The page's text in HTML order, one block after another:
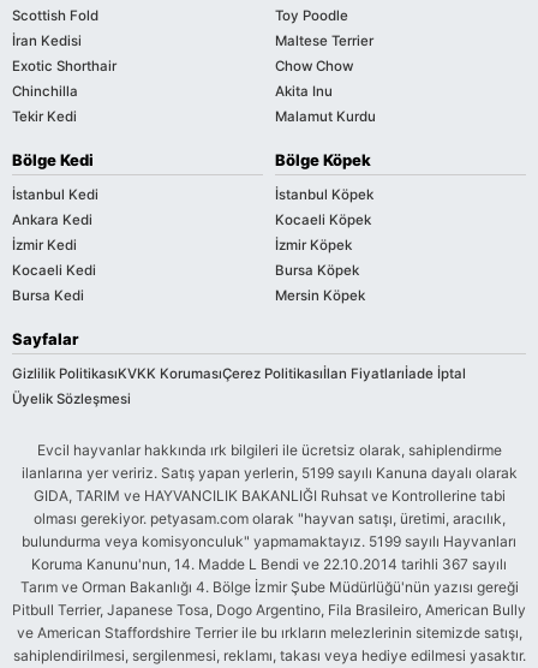
Scottish Fold
İran Kedisi
Exotic Shorthair
Chinchilla
Tekir Kedi
Toy Poodle
Maltese Terrier
Chow Chow
Akita Inu
Malamut Kurdu
Bölge Kedi
İstanbul Kedi
Ankara Kedi
İzmir Kedi
Kocaeli Kedi
Bursa Kedi
Bölge Köpek
İstanbul Köpek
Kocaeli Köpek
İzmir Köpek
Bursa Köpek
Mersin Köpek
Sayfalar
Gizlilik PolitikasıKVKK KorumasıÇerez Politikasıİlan Fiyatlarıİade İptal
Üyelik Sözleşmesi
Evcil hayvanlar hakkında ırk bilgileri ile ücretsiz olarak, sahiplendirme
ilanlarına yer veririz. Satış yapan yerlerin, 5199 sayılı Kanuna dayalı olarak
GIDA, TARIM ve HAYVANCILIK BAKANLIĞI Ruhsat ve Kontrollerine tabi
olması gerekiyor. petyasam.com olarak "hayvan satışı, üretimi, aracılık,
bulundurma veya komisyonculuk" yapmamaktayız. 5199 sayılı Hayvanları
Koruma Kanunu'nun, 14. Madde L Bendi ve 22.10.2014 tarihli 367 sayılı
Tarım ve Orman Bakanlığı 4. Bölge İzmir Şube Müdürlüğü'nün yazısı gereği
Pitbull Terrier, Japanese Tosa, Dogo Argentino, Fila Brasileiro, American Bully
ve American Staffordshire Terrier ile bu ırkların melezlerinin sitemizde satışı,
sahiplendirilmesi, sergilenmesi, reklamı, takası veya hediye edilmesi yasaktır.